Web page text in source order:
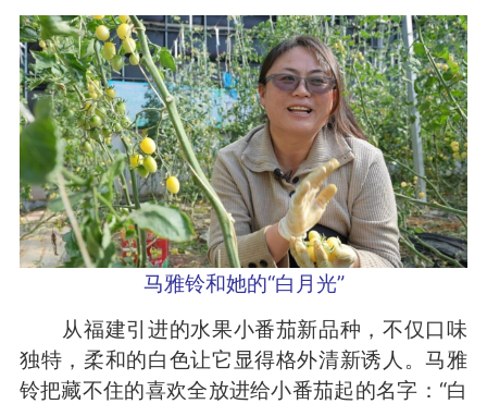
马雅铃和她的“白月光”
从福建引进的水果小番茄新品种，不仅口味
独特，柔和的白色让它显得格外清新诱人。马雅
铃把藏不住的喜欢全放进给小番茄起的名字：“白